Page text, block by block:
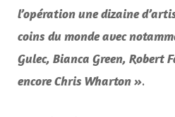
l’opération une dizaine
coins du monde avec
Gulec, Bianca Green, Robert
encore Chris Wharton ».